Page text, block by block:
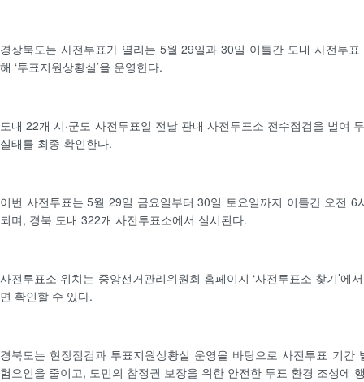
경상북도는 사전투표가 열리는 5월 29일과 30일 이틀간 도내 사전투
해 ‘투표지원상황실’을 운영한다.
도내 22개 시·군도 사전투표일 전날 관내 사전투표소 전수점검을 벌여
실태를 최종 확인한다.
이번 사전투표는 5월 29일 금요일부터 30일 토요일까지 이틀간 오전 6
되며, 경북 도내 322개 사전투표소에서 실시된다.
사전투표소 위치는 중앙선거관리위원회 홈페이지 ‘사전투표소 찾기’에
면 확인할 수 있다.
경북도는 현장점검과 투표지원상황실 운영을 바탕으로 사전투표 기간
험요인을 줄이고, 도민의 참정권 보장을 위한 안전한 투표 환경 조성에